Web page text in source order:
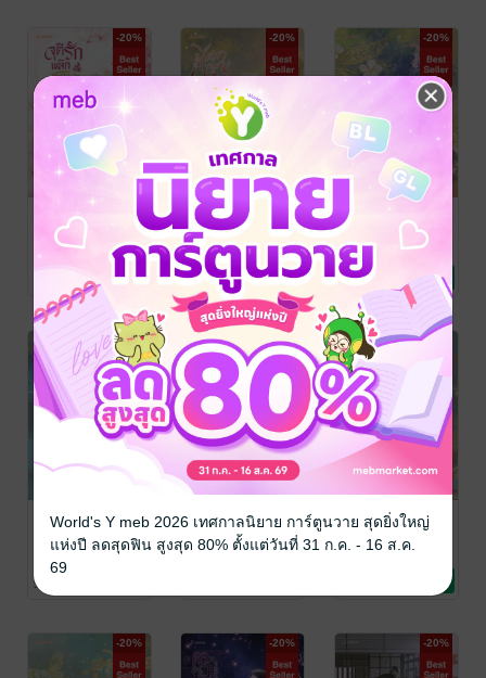
-20%
จุติรัก พลิก
ชะตาร้าย เล่ม 1
จิ่วเยวี่ยหลิวหั่ว / ถัง
เจวียน/ แจ่มใส
นิยายรักจีนโบราณ
-20%
ไข่มุกงามเหนือ
ราชัน เล่ม 6
(เล่มจบ)
เผิงไหลเค่อ / ถังเจ
วียน / Jamsai Story
นิยายรักจีนโบราณ
69 Rating
-20%
ไข่มุกงามเหนือ
ราชัน เล่ม 5
เผิงไหลเค่อ / ถังเจ
วียน / Jamsai Story
นิยายรักจีนโบราณ
45 Rating
-20%
ราชัน เล่ม 4
เผิงไหลเค่อ / ถังเจ
วียน/ Jamsai Story
นิยายรักจีนโบราณ
55 Rating
-20%
ราชัน เล่ม 3
เผิงไหลเค่อ / ถังเจ
-20%
ไข่มุกงามเหนือ
ราชัน เล่ม 2
เผิงไหลเค่อ / ถังเจ
-20% -20% -20%
World's Y meb 2026 เทศกาลนิยาย การ์ตูนวาย สุดยิ่งใหญ่
แห่งปี ลดสุดฟิน สูงสุด 80% ตั้งแต่วันที่ 31 ก.ค. - 16 ส.ค.
69